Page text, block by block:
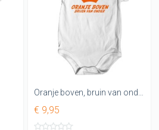
Oranje boven, bruin van onder
€ 9,95